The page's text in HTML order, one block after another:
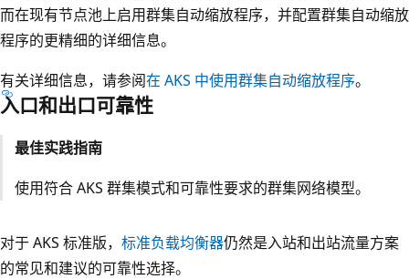
而在现有节点池上启用群集自动缩放程序，并配置群集自动缩放
程序的更精细的详细信息。
有关详细信息，请参阅在 AKS 中使用群集自动缩放程序。
入口和出口可靠性
最佳实践指南
使用符合 AKS 群集模式和可靠性要求的群集网络模型。
对于 AKS 标准版， 标准负载均衡器仍然是入站和出站流量方案
的常见和建议的可靠性选择。